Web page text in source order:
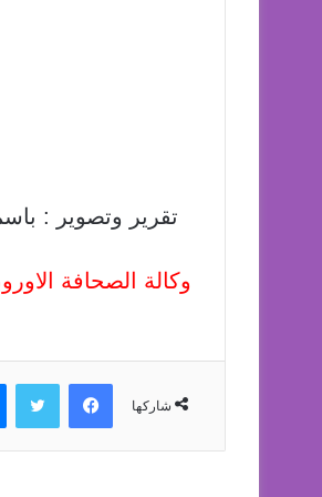
تقرير وتصوير :
وكالة الصحافة
شاركها
فيسبوك